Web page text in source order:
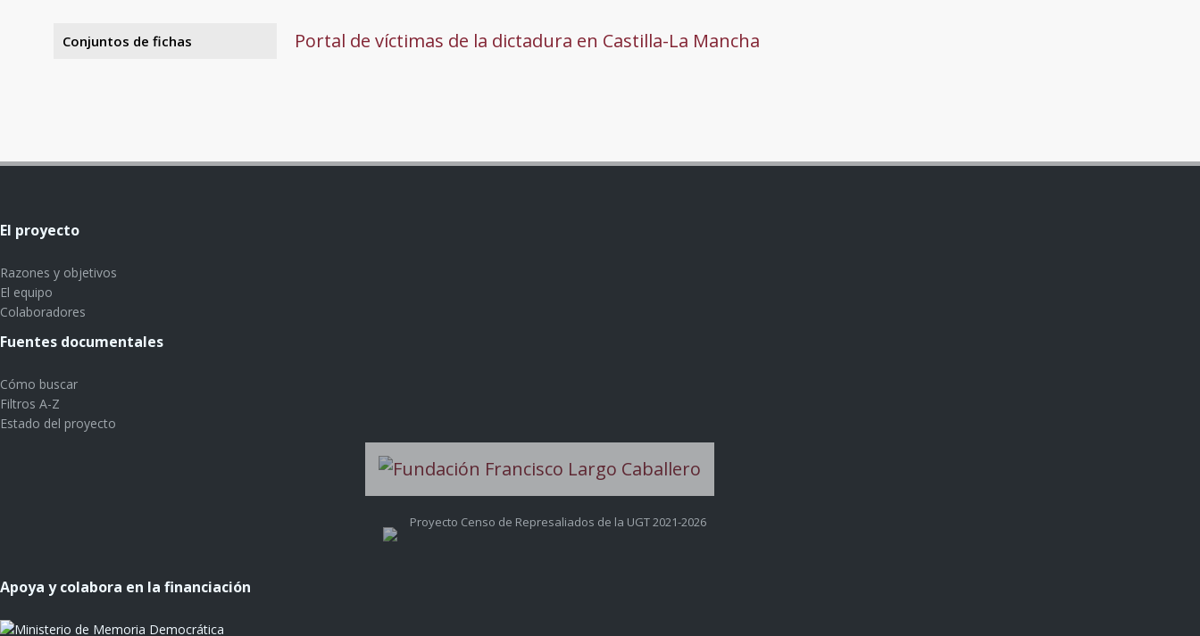
Conjuntos de fichas Portal de víctimas de la dictadura en Castilla-La Mancha
El proyecto
Razones y objetivos
El equipo
Colaboradores
Fuentes documentales
Cómo buscar
Filtros A-Z
Estado del proyecto
Proyecto Censo de Represaliados de la UGT 2021-2026
Apoya y colabora en la financiación